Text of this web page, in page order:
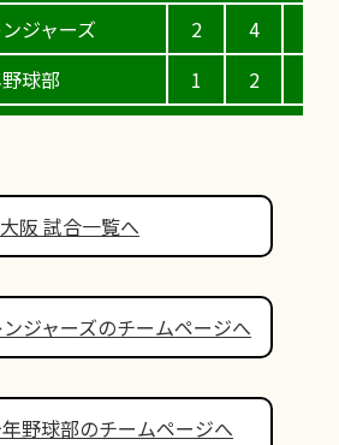
ジャーズ
球部
2
1
4
2
大阪 試合一覧へ
ジャーズのチームページへ
野球部のチームページへ